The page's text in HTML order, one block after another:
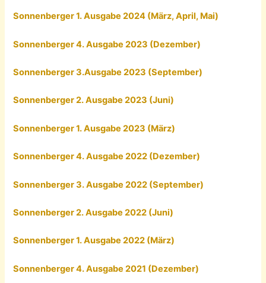
Sonnenberger 1. Ausgabe 2024 (März, April, Mai)
Sonnenberger 4. Ausgabe 2023 (Dezember)
Sonnenberger 3.Ausgabe 2023 (September)
Sonnenberger 2. Ausgabe 2023 (Juni)
Sonnenberger 1. Ausgabe 2023 (März)
Sonnenberger 4. Ausgabe 2022 (Dezember)
Sonnenberger 3. Ausgabe 2022 (September)
Sonnenberger 2. Ausgabe 2022 (Juni)
Sonnenberger 1. Ausgabe 2022 (März)
Sonnenberger 4. Ausgabe 2021 (Dezember)